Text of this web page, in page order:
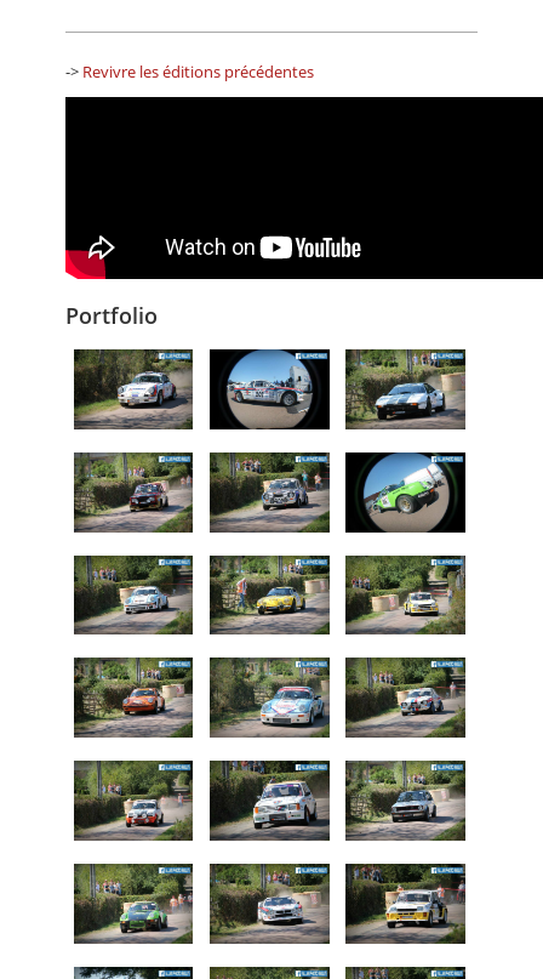
-> Revivre les éditions précédentes
Portfolio